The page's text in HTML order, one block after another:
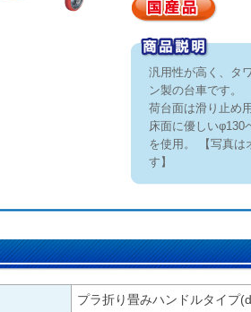
汎用性が高く、タ
ン製の台車です。
荷台面は滑り止め
床面に優しいφ130
を使用。 【写真は
す】
プラ折り畳みハンドルタイプ